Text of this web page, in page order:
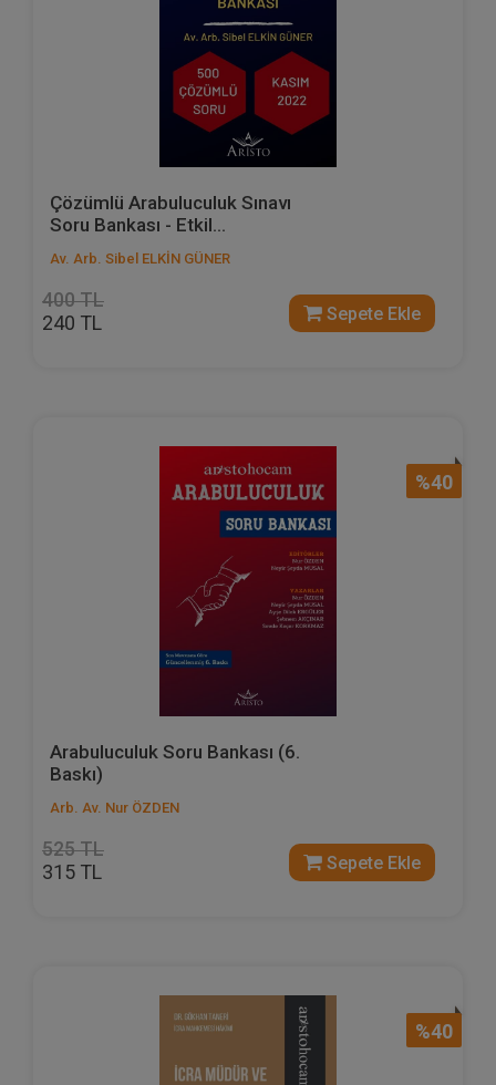
Çözümlü Arabuluculuk Sınavı
Soru Bankası - Etkil...
Av. Arb. Sibel ELKİN GÜNER
400 TL
240 TL Sepete Ekle
%40
Arabuluculuk Soru Bankası (6.
Baskı)
Arb. Av. Nur ÖZDEN
525 TL
315 TL Sepete Ekle
%40